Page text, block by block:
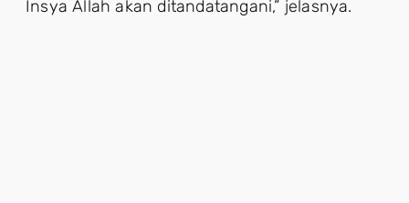
Insya Allah akan ditandatangani,” jelasnya.